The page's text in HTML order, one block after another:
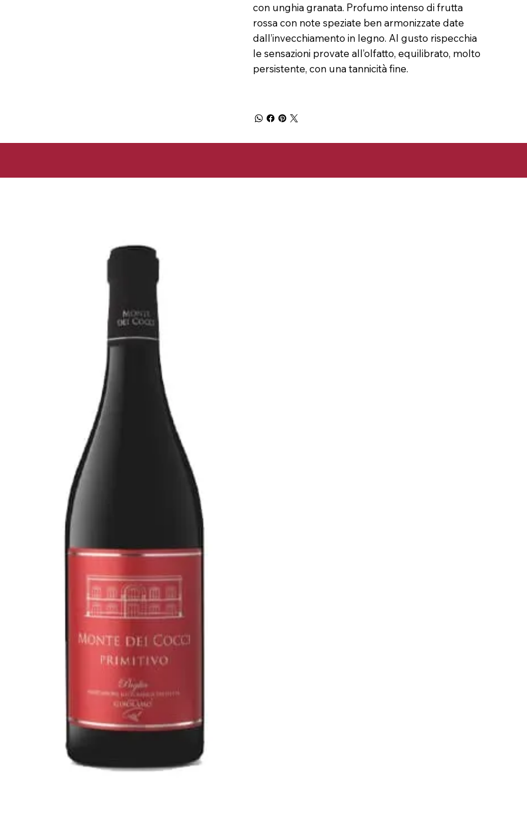
con unghia granata. Profumo intenso di frutta
rossa con note speziate ben armonizzate date
dall’invecchiamento in legno. Al gusto rispecchia
le sensazioni provate all’olfatto, equilibrato, molto
persistente, con una tannicità fine.